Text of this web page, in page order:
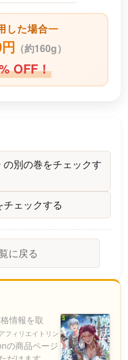
した場合
（約160g）
OFF！
別の巻をチェックす
ェックする
に戻る
情報を取
アフィリエイトリン
の商品ページ